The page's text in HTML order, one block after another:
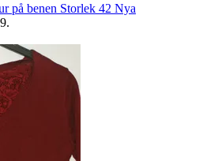
på benen Storlek 42 Nya
.